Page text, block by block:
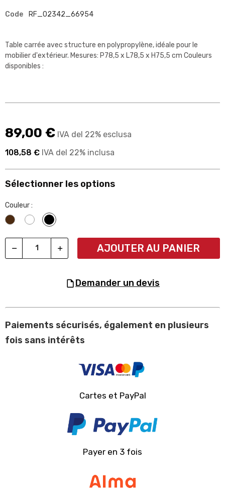
Code RF_02342_66954
Table carrée avec structure en polypropylène, idéale pour le
mobilier d'extérieur. Mesures: P78,5 x L78,5 x H75,5 cm Couleurs
disponibles :
89,00 € IVA del 22% esclusa
108,58 € IVA del 22% inclusa
Sélectionner les options
Couleur :
WengéBlanc Noir
AJOUTER AU PANIER
demander un devis
Paiements sécurisés, également en plusieurs
fois sans intérêts
Cartes et PayPal
Payer en 3 fois